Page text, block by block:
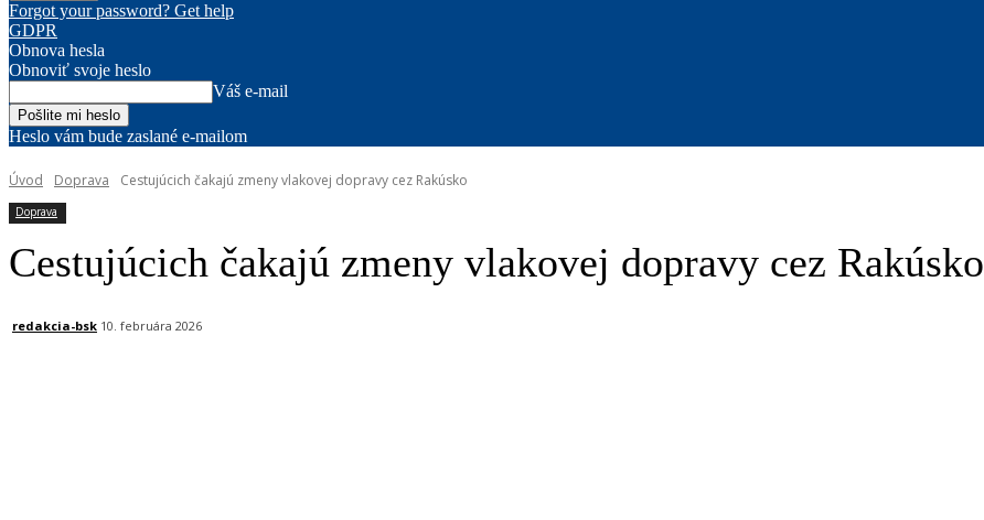
Forgot your password? Get help
GDPR
Obnova hesla
Obnoviť svoje heslo
Váš e-mail
Heslo vám bude zaslané e-mailom
Úvod Doprava Cestujúcich čakajú zmeny vlakovej dopravy cez Rakúsko
Doprava
Cestujúcich čakajú zmeny vlakovej dopravy cez Rakúsko
redakcia-bsk 10. februára 2026